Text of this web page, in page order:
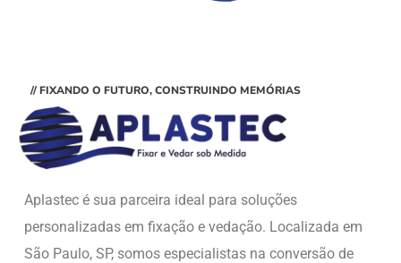
// FIXANDO O FUTURO, CONSTRUINDO MEMÓRIAS
Aplastec é sua parceira ideal para soluções
personalizadas em fixação e vedação. Localizada em
São Paulo, SP, somos especialistas na conversão de